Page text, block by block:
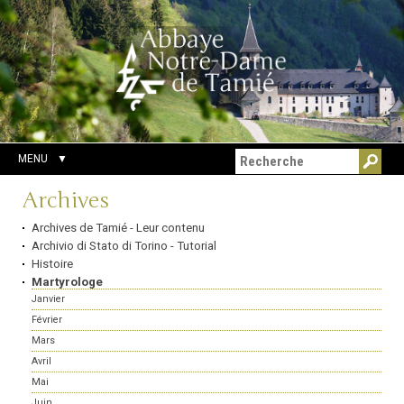
Aller
au
contenu.
|
Aller
à
la
navigation
Outils
personnels
Chercher par
Recherche
avancée…
MENU
Navigation
Archives
Archives de Tamié - Leur contenu
Archivio di Stato di Torino - Tutorial
Histoire
Martyrologe
Janvier
Février
Mars
Avril
Mai